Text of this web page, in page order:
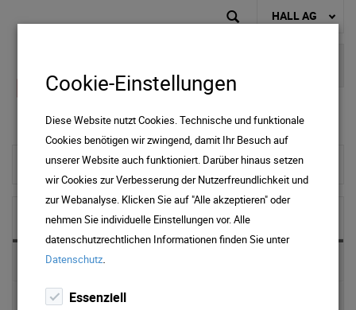
HALL AG
zur Startseite
NEWS & MEDIA
News 2025
News 2024
Cookie-Einstellungen
Diese Website nutzt Cookies. Technische und funktionale
Cookies benötigen wir zwingend, damit Ihr Besuch auf
unserer Website auch funktioniert. Darüber hinaus setzen
wir Cookies zur Verbesserung der Nutzerfreundlichkeit und
zur Webanalyse. Klicken Sie auf "Alle akzeptieren" oder
nehmen Sie individuelle Einstellungen vor. Alle
datenschutzrechtlichen Informationen finden Sie unter
Datenschutz.
Essenziell